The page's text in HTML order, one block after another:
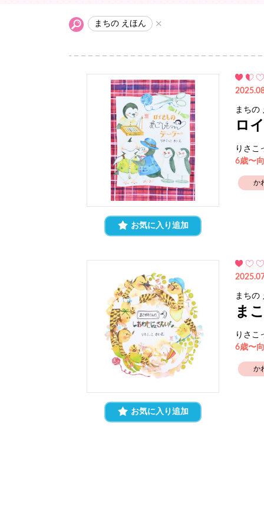
まちの えほん
お気に入り追加
まちの
ロ
りさこ
6歳〜
か
お気に入り追加
まちの
ま
りさこ
6歳〜
か